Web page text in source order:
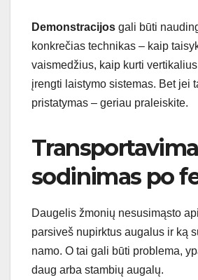
Demonstracijos gali būti
konkrečias technikas – kaip
vaismedžius, kaip kurti
įrengti laistymo sistemas. Bet jei
pristatymas – geriau praleiskite.
sodinimas po
Daugelis žmonių nesusimąsto
parsiveš nupirktus augalus ir ką
namo. O tai gali būti problema,
daug arba stambių augalų.